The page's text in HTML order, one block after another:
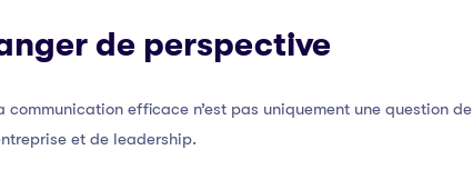
de perspective
efficace n’est pas uniquement une question de
et de leadership.